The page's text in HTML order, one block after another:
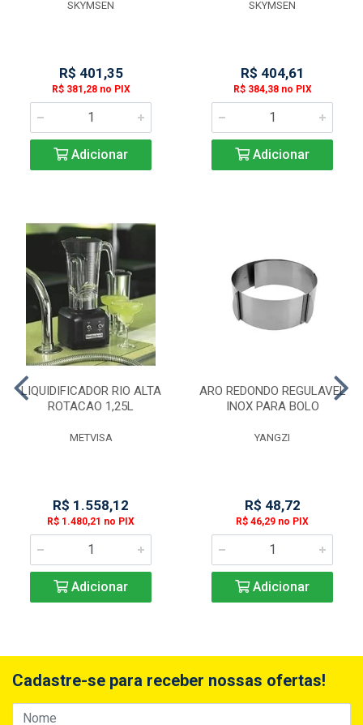
SKYMSEN
R$ 401,35
R$ 381,28 no PIX
Adicionar
SKYMSEN
R$ 404,61
R$ 384,38 no PIX
Adicionar
LIQUIDIFICADOR RIO ALTA
ROTACAO 1,25L
METVISA
R$ 1.558,12
R$ 1.480,21 no PIX
Adicionar
ARO REDONDO REGULAVEL
INOX PARA BOLO
YANGZI
R$ 48,72
R$ 46,29 no PIX
Adicionar
Cadastre-se para receber nossas ofertas!